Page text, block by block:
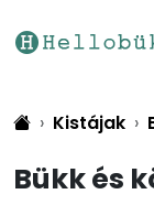
Kistájak
Bükk és